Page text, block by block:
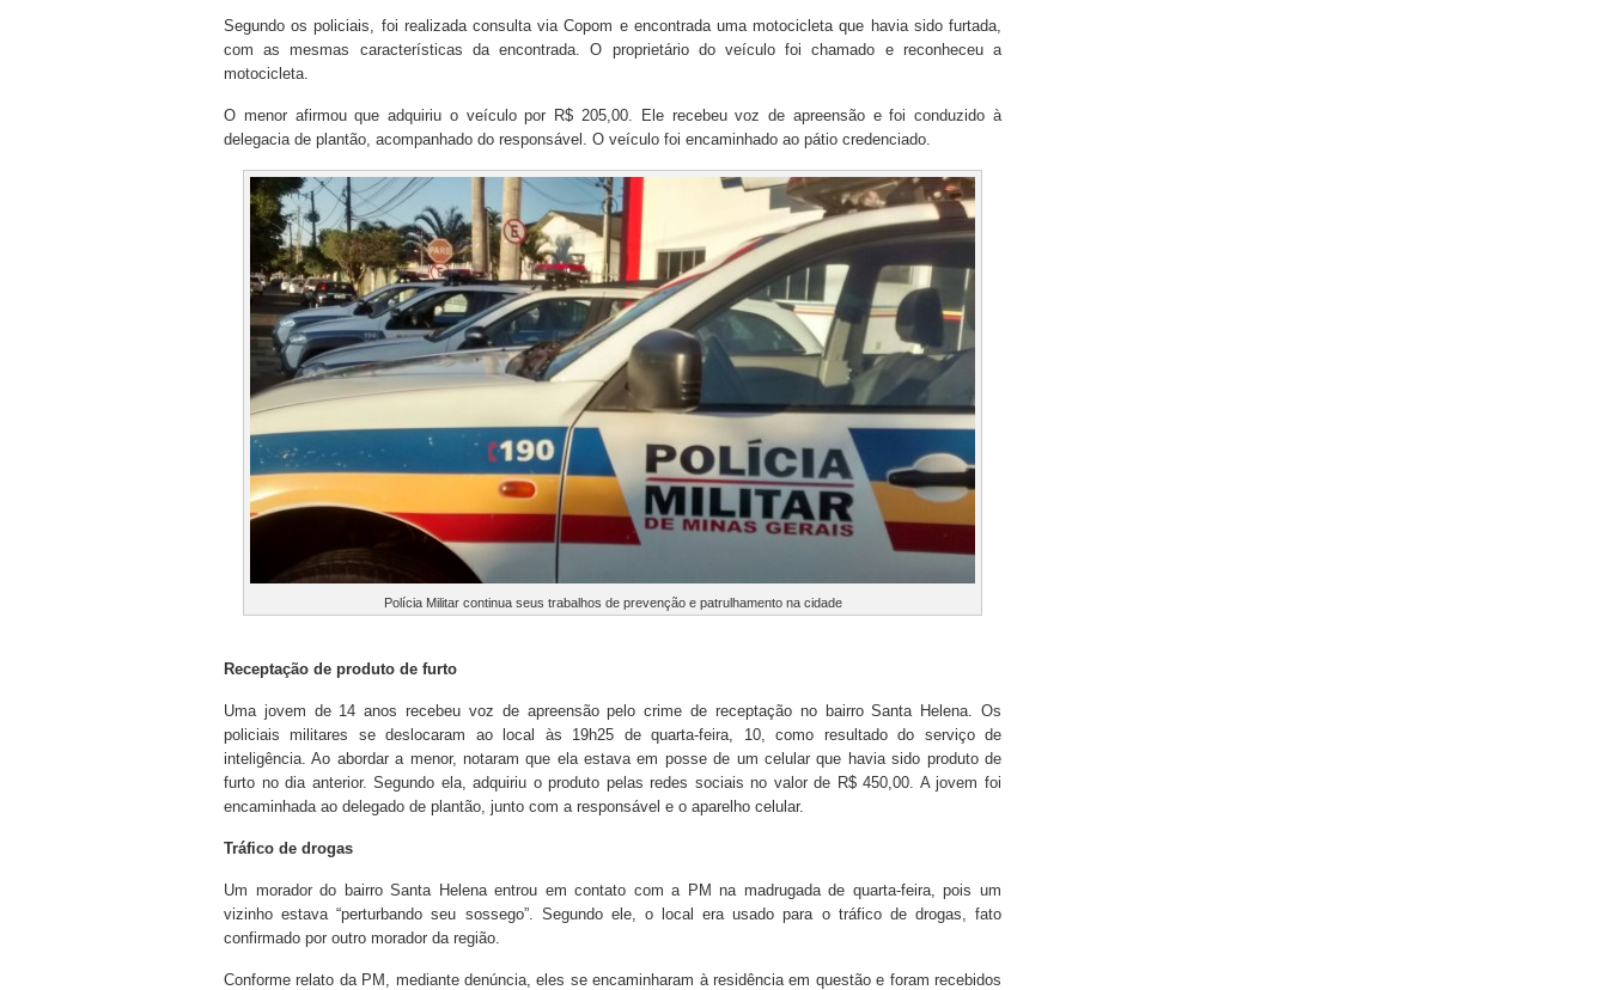
Segundo os policiais, foi realizada consulta via Copom e encontrada uma motocicleta que havia sido furtada,
com as mesmas características da encontrada. O proprietário do veículo foi chamado e reconheceu a
motocicleta.
O menor afirmou que adquiriu o veículo por R$ 205,00. Ele recebeu voz de apreensão e foi conduzido à
delegacia de plantão, acompanhado do responsável. O veículo foi encaminhado ao pátio credenciado.
Polícia Militar continua seus trabalhos de prevenção e patrulhamento na cidade
Receptação de produto de furto
Uma jovem de 14 anos recebeu voz de apreensão pelo crime de receptação no bairro Santa Helena. Os
policiais militares se deslocaram ao local às 19h25 de quarta-feira, 10, como resultado do serviço de
inteligência. Ao abordar a menor, notaram que ela estava em posse de um celular que havia sido produto de
furto no dia anterior. Segundo ela, adquiriu o produto pelas redes sociais no valor de R$ 450,00. A jovem foi
encaminhada ao delegado de plantão, junto com a responsável e o aparelho celular.
Tráfico de drogas
Um morador do bairro Santa Helena entrou em contato com a PM na madrugada de quarta-feira, pois um
vizinho estava “perturbando seu sossego”. Segundo ele, o local era usado para o tráfico de drogas, fato
confirmado por outro morador da região.
Conforme relato da PM, mediante denúncia, eles se encaminharam à residência em questão e foram recebidos